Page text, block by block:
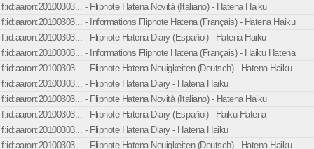
f:id:aaron:20100303... - Flipnote Hatena Novità (Italiano) - Hatena Haiku
f:id:aaron:20100303... - Informations Flipnote Hatena (Français) - Hatena Haiku
f:id:aaron:20100303... - Flipnote Hatena Diary (Español) - Hatena Haiku
f:id:aaron:20100303... - Informations Flipnote Hatena (Français) - Haiku Hatena
f:id:aaron:20100303... - Flipnote Hatena Neuigkeiten (Deutsch) - Hatena Haiku
f:id:aaron:20100303... - Flipnote Hatena Diary - Hatena Haiku
f:id:aaron:20100303... - Flipnote Hatena Novità (Italiano) - Hatena Haiku
f:id:aaron:20100303... - Flipnote Hatena Diary (Español) - Haiku Hatena
f:id:aaron:20100303... - Flipnote Hatena Diary - Hatena Haiku
f:id:aaron:20100303... - Flipnote Hatena Neuigkeiten (Deutsch) - Hatena Haiku